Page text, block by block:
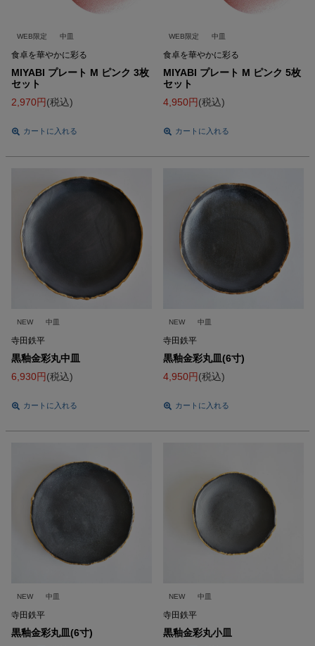
WEB限定 中皿
食卓を華やかに彩る
MIYABI プレート M ピンク 3枚
セット
2,970
税込
カートに入れる
WEB限定 中皿
食卓を華やかに彩る
MIYABI プレート M ピンク 5枚
セット
4,950
税込
カートに入れる
NEW 中皿
寺田鉄平
黒釉金彩丸中皿
6,930
税込
カートに入れる
NEW 中皿
寺田鉄平
黒釉金彩丸皿(6寸)
4,950
税込
カートに入れる
NEW 中皿
寺田鉄平
黒釉金彩丸皿(6寸)
NEW 中皿
寺田鉄平
黒釉金彩丸小皿